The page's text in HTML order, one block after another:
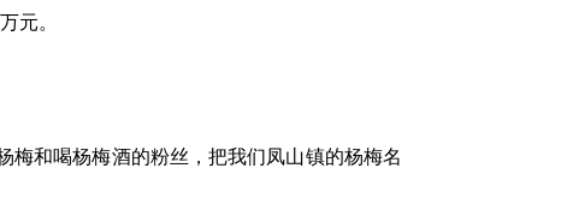
元。
和喝杨梅酒的粉丝，把我们凤山镇的杨梅名